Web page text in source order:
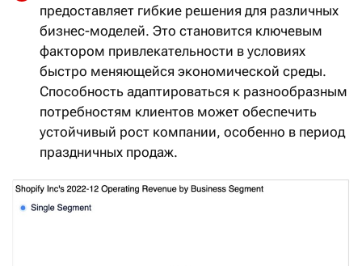
предоставляет гибкие решения для различных
бизнес-моделей. Это становится ключевым
фактором привлекательности в условиях
быстро меняющейся экономической среды.
Способность адаптироваться к разнообразным
потребностям клиентов может обеспечить
устойчивый рост компании, особенно в период
праздничных продаж.